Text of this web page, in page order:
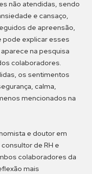
não atendidas, sendo
e cansaço,
de apreensão,
pode explicar esses
na pesquisa
colaboradores.
os sentimentos
calma,
mencionados na
e doutor em
de RH e
colaboradores da
mais